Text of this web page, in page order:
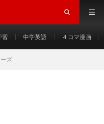
習 中学英語 ４コマ漫画
ズ